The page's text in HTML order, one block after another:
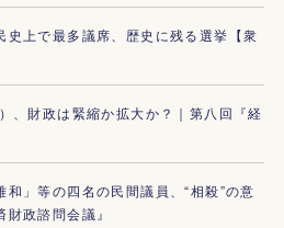
史上で最多議席、歴史に残る選挙【衆
、財政は緊縮か拡大か？｜第八回『経
」等の四名の民間議員、“相殺”の意
政諮問会議』